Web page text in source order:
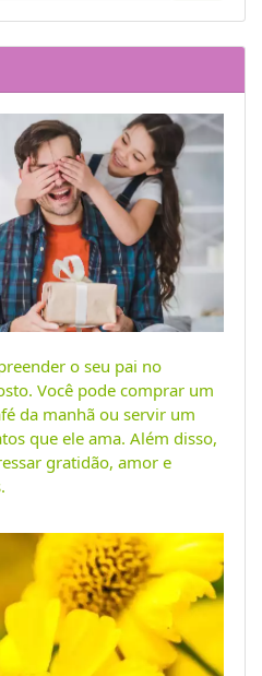
o seu pai no
Você pode comprar um
da manhã ou servir um
que ele ama. Além disso,
gratidão, amor e